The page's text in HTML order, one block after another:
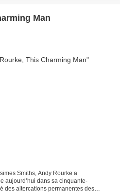
Man
Smiths, Andy Rourke a
aujourd’hui dans sa cinquante-
des altercations permanentes des